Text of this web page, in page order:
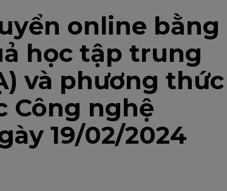
online bằng
học tập trung
và phương thức
Công nghệ
19/02/2024